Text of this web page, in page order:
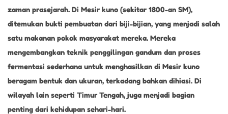
zaman prasejarah. Di Mesir kuno (sekitar 1800-an SM),
ditemukan bukti pembuatan dari biji-bijian, yang menjadi salah
satu makanan pokok masyarakat mereka. Mereka
mengembangkan teknik penggilingan gandum dan proses
fermentasi sederhana untuk menghasilkan di Mesir kuno
beragam bentuk dan ukuran, terkadang bahkan dihiasi. Di
wilayah lain seperti Timur Tengah, juga menjadi bagian
penting dari kehidupan sehari-hari.